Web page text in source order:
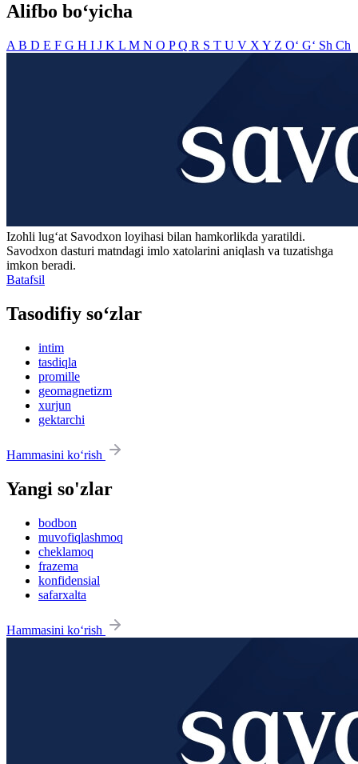
Alifbo bo‘yicha
A B D E F G H I J K L M N O PQ R S T U V X Y Z O‘ G‘ Sh Ch
Izohli lugʻat Savodxon loyihasi bilan hamkorlikda yaratildi.
Savodxon dasturi matndagi imlo xatolarini aniqlash va tuzatishga
imkon beradi.
Batafsil
Tasodifiy so‘zlar
intim
tasdiqla
promille
geomagnetizm
xurjun
gektarchi
Hammasini ko‘rish
Yangi so'zlar
bodbon
muvofiqlashmoq
cheklamoq
frazema
konfidensial
safarxalta
Hammasini ko‘rish